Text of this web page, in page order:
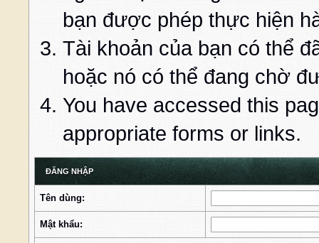
bạn được phép thực hiện
Tài khoản của bạn có thể
hoặc nó có thể đang chờ
You have accessed this
appropriate forms or links.
ĐĂNG NHẬP
Tên dùng:
Mật khẩu: